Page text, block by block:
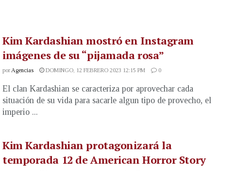
Kim Kardashian mostró en Instagram
imágenes de su “pijamada rosa”
porAgencias DOMINGO, 12 FEBRERO 2023 12:15 PM 0
El clan Kardashian se caracteriza por aprovechar cada
situación de su vida para sacarle algun tipo de provecho, el
imperio ...
Kim Kardashian protagonizará la
temporada 12 de American Horror Story